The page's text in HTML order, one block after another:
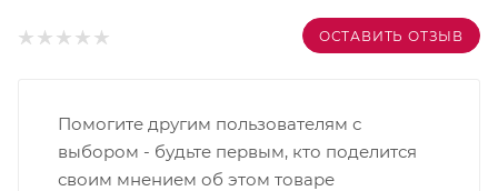
ОСТАВИТЬ ОТЗЫВ
Помогите другим пользователям с
выбором - будьте первым, кто поделится
своим мнением об этом товаре